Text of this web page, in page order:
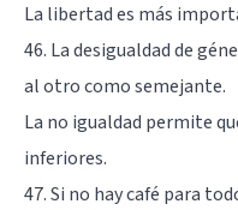
La libertad es más
46. La desigualdad de
al otro como semejante.
La no igualdad permite
inferiores.
47. Si no hay café para